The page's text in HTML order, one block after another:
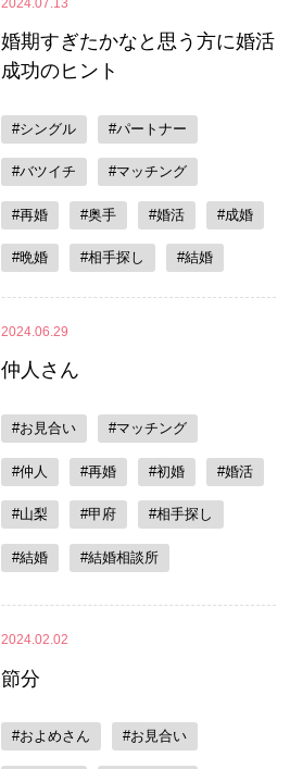
婚期すぎたかなと思う方に婚活
成功のヒント
#シングル #パートナー
#バツイチ #マッチング
#再婚 #奥手 #婚活 #成婚
#晩婚 #相手探し #結婚
2024.06.29
仲人さん
#お見合い #マッチング
#仲人 #再婚 #初婚 #婚活
#山梨 #甲府 #相手探し
#結婚 #結婚相談所
2024.02.02
節分
#およめさん #お見合い